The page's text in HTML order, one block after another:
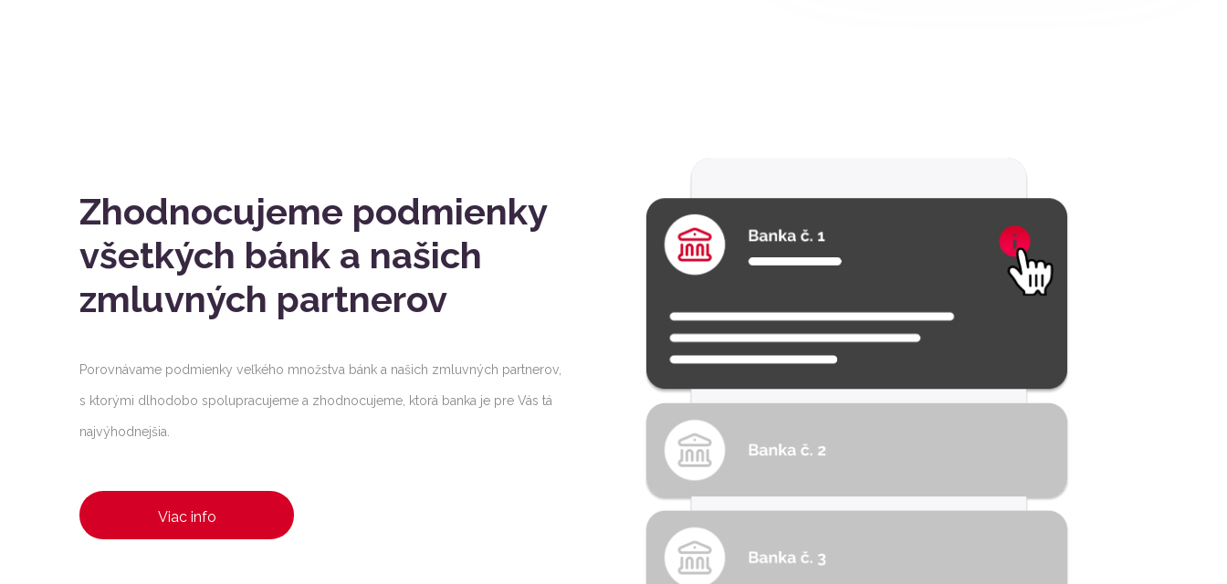
Zhodnocujeme podmienky
všetkých bánk a našich
zmluvných partnerov
Porovnávame podmienky veľkého množstva bánk a našich zmluvných partnerov,
s ktorými dlhodobo spolupracujeme a zhodnocujeme, ktorá banka je pre Vás tá
najvýhodnejšia.
Viac info